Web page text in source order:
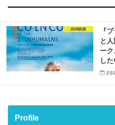
2020映画
『
と
ー
し
Profile